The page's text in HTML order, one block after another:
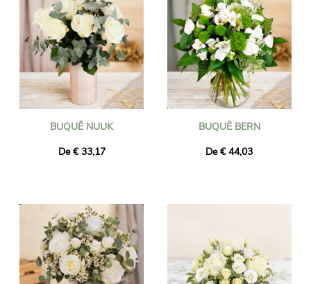
BUQUÊ NUUK
De € 33,17
BUQUÊ BERN
De € 44,03